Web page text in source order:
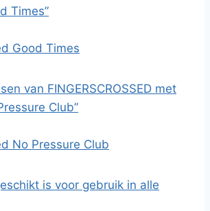
Times”
Good Times
van FINGERSCROSSED met
Club”
No Pressure Club
is voor gebruik in alle